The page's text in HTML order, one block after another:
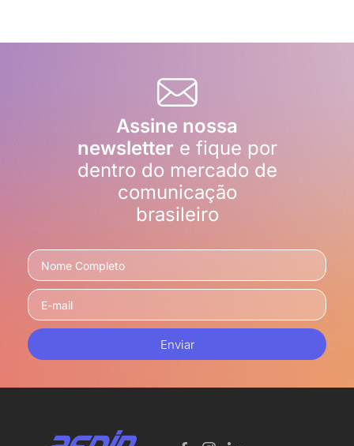
Assine nossa
newsletter e fique por
dentro do mercado de
comunicação
brasileiro
Enviar